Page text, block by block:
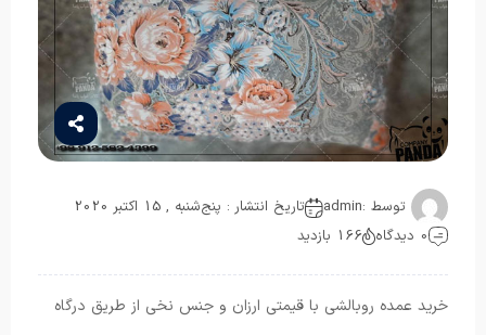
توسط :admin
تاریخ انتشار : پنج‌شنبه , 15 اکتبر 2020
0 دیدگاه
166 بازدید
خرید عمده روبالشی با قیمتی ارزان و جنس نخی از طریق درگاه